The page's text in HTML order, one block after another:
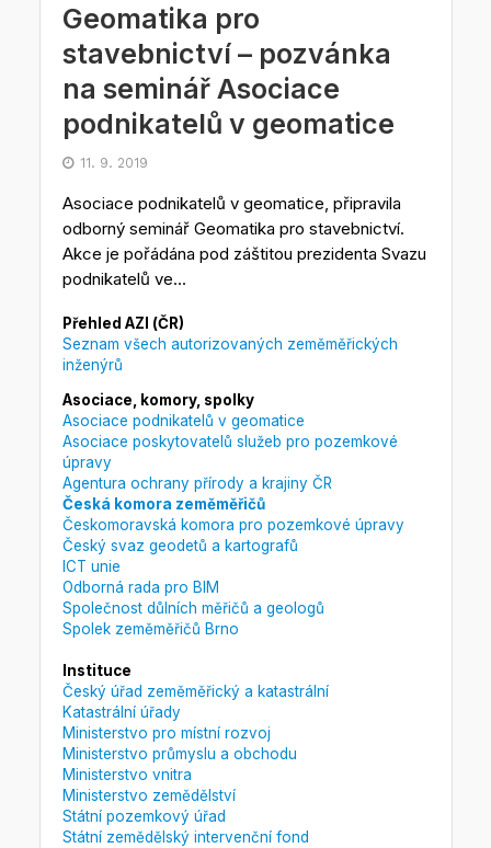
Geomatika pro
stavebnictví – pozvánka
na seminář Asociace
podnikatelů v geomatice
11. 9. 2019
Asociace podnikatelů v geomatice, připravila
odborný seminář Geomatika pro stavebnictví.
Akce je pořádána pod záštitou prezidenta Svazu
podnikatelů ve...
Přehled AZI (ČR)
Seznam všech autorizovaných zeměměřických
inženýrů
Asociace, komory, spolky
Asociace podnikatelů v geomatice
Asociace poskytovatelů služeb pro pozemkové
úpravy
Agentura ochrany přírody a krajiny ČR
Česká komora zeměměřičů
Českomoravská komora pro pozemkové úpravy
Český svaz geodetů a kartografů
ICT unie
Odborná rada pro BIM
Společnost důlních měřičů a geologů
Spolek zeměměřičů Brno
Instituce
Český úřad zeměměřický a katastrální
Katastrální úřady
Ministerstvo pro místní rozvoj
Ministerstvo průmyslu a obchodu
Ministerstvo vnitra
Ministerstvo zemědělství
Státní pozemkový úřad
Státní zemědělský intervenční fond